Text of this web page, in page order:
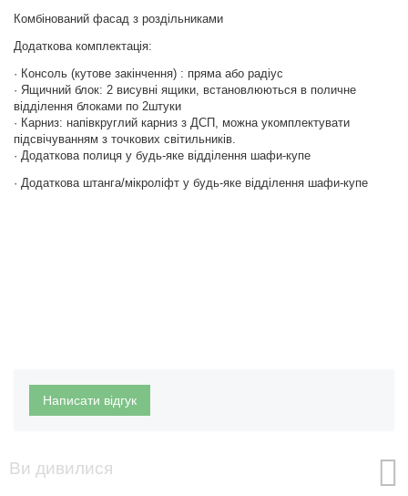
Комбінований фасад з роздільниками
Додаткова комплектація:
· Консоль (кутове закінчення) : пряма або радіус
· Ящичний блок: 2 висувні ящики, встановлюються в поличне
відділення блоками по 2штуки
· Карниз: напівкруглий карниз з ДСП, можна укомплектувати
підсвічуванням з точкових світильників.
· Додаткова полиця у будь-яке відділення шафи-купе
· Додаткова штанга/мікроліфт у будь-яке відділення шафи-купе
Написати відгук
Ви дивилися